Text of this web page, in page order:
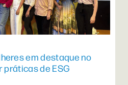
em destaque no
práticas de ESG